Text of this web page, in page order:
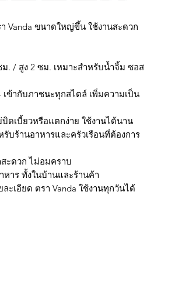
Vanda ขนาดใหญ่ขึ้น ใช้งานสะดวก
. / สูง 2 ซม. เหมาะสำหรับน้ำจิ้ม ซอส
ข้ากับภาชนะทุกสไตล์ เพิ่มความเป็น
เบี้ยวหรือแตกง่าย ใช้งานได้นาน
บร้านอาหารและครัวเรือนที่ต้องการ
ะดวก ไม่อมคราบ
าร ทั้งในบ้านและร้านค้า
ะเอียด ตรา Vanda ใช้งานทุกวันได้